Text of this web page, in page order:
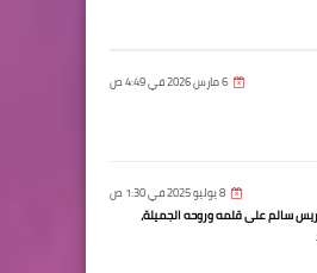
6 مارس 2026 في 4:49 ص
8 يوليو 2025 في 1:30 ص
سالم على قلمه وروحه الجميلة،